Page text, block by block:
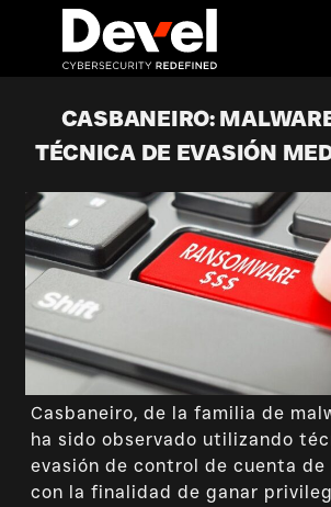
CASBANEIRO:
TÉCNICA DE EVASIÓN
Casbaneiro, de la familia de
ha sido observado utilizando
evasión de control de cuenta de
con la finalidad de ganar